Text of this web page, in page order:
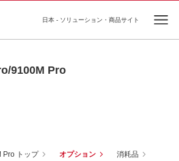
日本 - ソリューション・商品サイト
9100M Pro
Pro トップ オプション 消耗品